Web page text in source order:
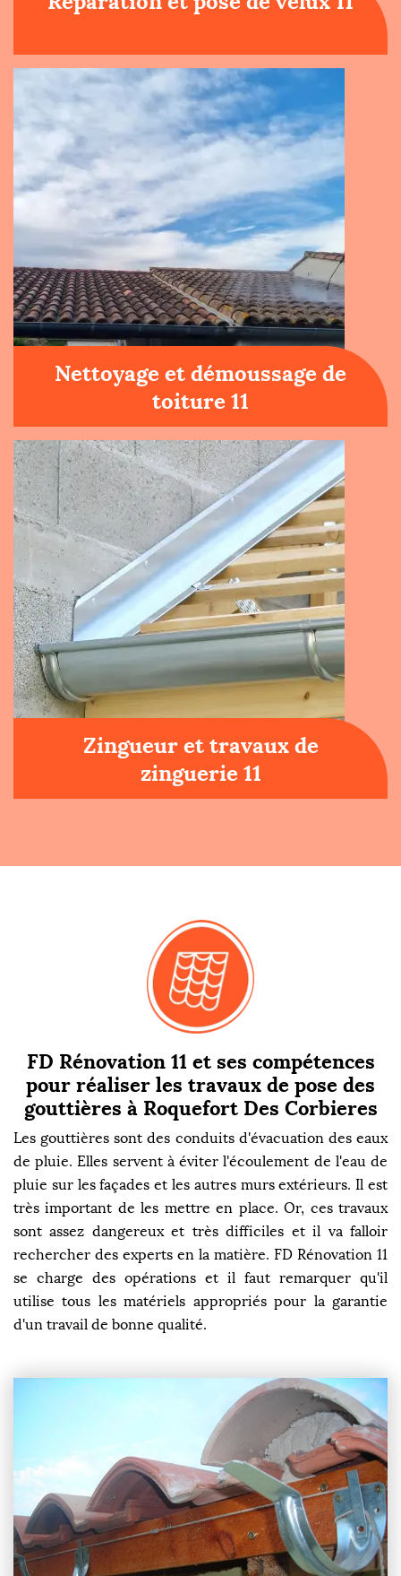
Nettoyage et démoussage de
toiture 11
Zingueur et travaux de
zinguerie 11
FD Rénovation 11 et ses compétences
pour réaliser les travaux de pose des
gouttières à Roquefort Des Corbieres
Les gouttières sont des conduits d'évacuation des eaux
de pluie. Elles servent à éviter l'écoulement de l'eau de
pluie sur les façades et les autres murs extérieurs. Il est
très important de les mettre en place. Or, ces travaux
sont assez dangereux et très difficiles et il va falloir
rechercher des experts en la matière. FD Rénovation 11
se charge des opérations et il faut remarquer qu'il
utilise tous les matériels appropriés pour la garantie
d'un travail de bonne qualité.